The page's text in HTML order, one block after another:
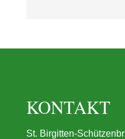
KONTAKT
St. Birgitten-